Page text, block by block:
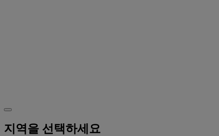
지역을 선택하세요